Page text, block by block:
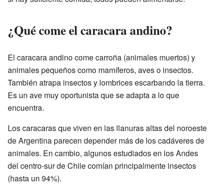
¿Qué come el caracara andino?
El caracara andino come carroña (animales muertos) y
animales pequeños como mamíferos, aves o insectos.
También atrapa insectos y lombrices escarbando la tierra.
Es un ave muy oportunista que se adapta a lo que
encuentra.
Los caracaras que viven en las llanuras altas del noroeste
de Argentina parecen depender más de los cadáveres de
animales. En cambio, algunos estudiados en los Andes
del centro-sur de Chile comían principalmente insectos
(hasta un 94%).